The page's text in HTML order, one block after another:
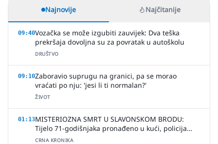
Najnovije Najčitanije
09:40Vozačka se može izgubiti zauvijek: Dva teška
prekršaja dovoljna su za povratak u autoškolu
DRUŠTVO
09:10Zaboravio suprugu na granici, pa se morao
vraćati po nju: 'jesi li ti normalan?'
ŽIVOT
01:13MISTERIOZNA SMRT U SLAVONSKOM BRODU:
Tijelo 71-godišnjaka pronađeno u kući, policija
uhitila jednu osobu
CRNA KRONIKA